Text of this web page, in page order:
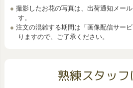
撮影したお花の写真は、出荷通知メー
す。
注文の混雑する期間は「画像配信サー
りますので、ご了承ください。
熟練スタッフ